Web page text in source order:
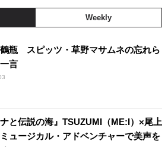
Weekly
瓶 スピッツ・草野マサムネの忘れら
言
ナと伝説の海』TSUZUMI（ME:I）×尾上
ュージカル・アドベンチャーで美声を